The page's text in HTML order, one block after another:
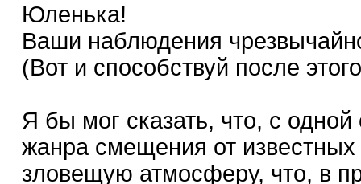
Юленька!
Ваши наблюдения
(Вот и способствуй после
Я бы мог сказать, что, с
жанра смещения от
зловещую атмосферу, что, в